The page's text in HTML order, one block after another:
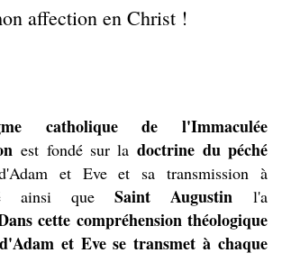
affection en Christ !
catholique de l'Immaculée
est fondé sur ladoctrine du péché
et Eve et sa transmission à
ainsi queSaint Augustin l'a
cette compréhension théologique
et Eve se transmet à chaque